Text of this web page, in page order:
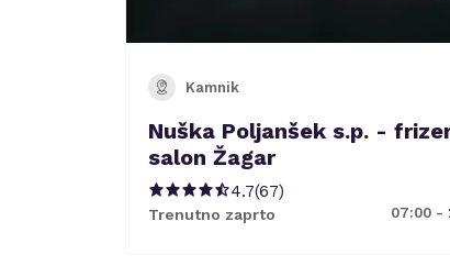
Kamnik
Nuška Poljanšek s.p. -
salon Žagar
4.7(67)
Trenutno zaprto 07:00 -